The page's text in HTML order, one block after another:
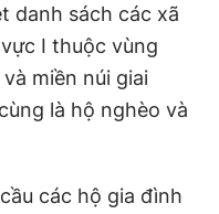
danh sách các xã
I thuộc vùng
miền núi giai
là hộ nghèo và
các hộ gia đình